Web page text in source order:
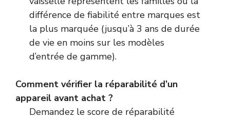
différence de fiabilité entre marques est
la plus marquée (jusqu’à 3 ans de durée
de vie en moins sur les modèles
d’entrée de gamme).
Comment vérifier la réparabilité d’un
appareil avant achat ?
Demandez le score de réparabilité